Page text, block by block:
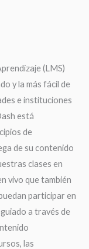
(LMS)
y la más fácil de
e instituciones
está
de
de su contenido
clases en
vivo que también
participar en
a través de
las